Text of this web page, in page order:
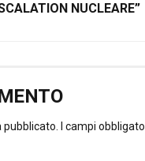
NUCLEARE”
pubblicato. I campi